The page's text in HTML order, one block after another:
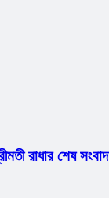
রাধার শেষ সংবাদ